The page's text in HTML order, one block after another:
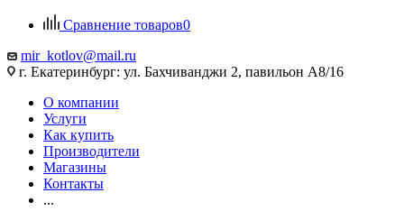
Сравнение товаров0
mir_kotlov@mail.ru
г. Екатеринбург: ул. Бахчиванджи 2, павильон А8/16
О компании
Услуги
Как купить
Производители
Магазины
Контакты
...